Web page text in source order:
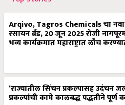
Arqivo, Tagros Chemicals चा
रसायन ब्रँड, 20 जून 2025 रोजी
भव्य कार्यक्रमात महाराष्ट्रात लाँच
‘राज्यातील सिंचन प्रकल्पासह उदंचन
प्रकल्पांची कामे कालबद्ध पद्धतीने पूर्ण